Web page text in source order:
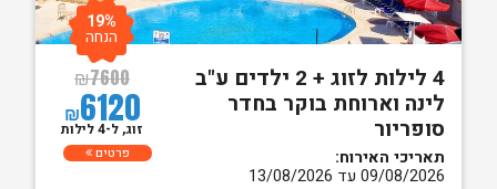
4 לילות לזוג + 2 ילדים ע"ב
לינה וארוחת בוקר בחדר
סופריור
תאריכי האירוח:
09/08/2026 עד 13/08/2026
₪7600
₪6120
19%
הנחה
זוג, ל-4 לילות
פרטים